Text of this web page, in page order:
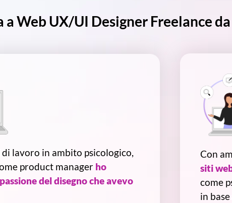
a Web UX/UI Designer Freelance
lavoro in ambito psicologico,
product manager ho
del disegno che avevo
Con
siti
come
in